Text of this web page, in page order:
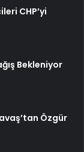
CHP’yi
Bekleniyor
Özgür